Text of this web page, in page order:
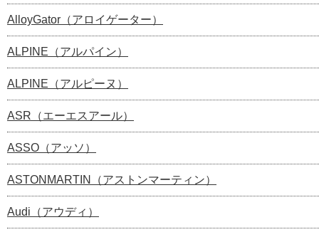
AlloyGator（アロイゲーター）
ALPINE（アルパイン）
ALPINE（アルピーヌ）
ASR（エーエスアール）
ASSO（アッソ）
ASTONMARTIN（アストンマーティン）
Audi（アウディ）